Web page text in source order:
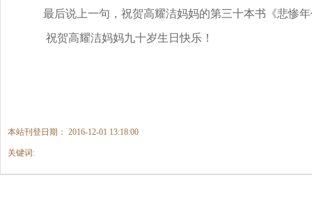
最后说上一句，祝贺高耀洁妈妈的第三十本书《悲惨
祝贺高耀洁妈妈九十岁生日快乐！
本站刊登日期： 2016-12-01 13:18:00
关键词: